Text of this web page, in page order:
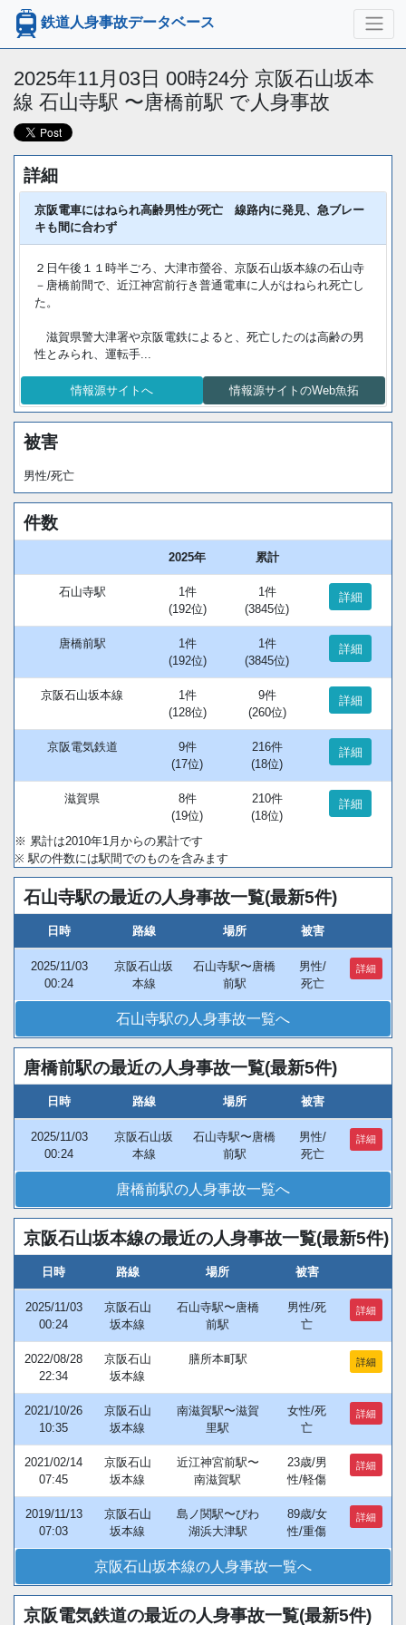
鉄道人身事故データベース
2025年11月03日 00時24分 京阪石山坂本
線 石山寺駅 〜唐橋前駅 で人身事故
詳細
京阪電車にはねられ高齢男性が死亡 線路内に発見、急ブレー
キも間に合わず
２日午後１１時半ごろ、大津市螢谷、京阪石山坂本線の石山寺
－唐橋前間で、近江神宮前行き普通電車に人がはねられ死亡し
た。
滋賀県警大津署や京阪電鉄によると、死亡したのは高齢の男
性とみられ、運転手...
情報源サイトへ 情報源サイトのWeb魚拓
被害
男性/死亡
件数
2025年 累計
石山寺駅
1件
(192位)
1件
(3845位)
詳細
唐橋前駅
1件
(192位)
1件
(3845位)
詳細
京阪石山坂本線
1件
(128位)
9件
(260位)
詳細
京阪電気鉄道
9件
(17位)
216件
(18位)
詳細
滋賀県
8件
(19位)
210件
(18位)
詳細
※ 累計は2010年1月からの累計です
※ 駅の件数には駅間でのものを含みます
石山寺駅の最近の人身事故一覧(最新5件)
日時 路線 場所 被害
2025/11/03
00:24
京阪石山坂
本線
石山寺駅〜唐橋
前駅
男性/
死亡
詳細
石山寺駅の人身事故一覧へ
唐橋前駅の最近の人身事故一覧(最新5件)
日時 路線 場所 被害
2025/11/03
00:24
京阪石山坂
本線
石山寺駅〜唐橋
前駅
男性/
死亡
詳細
唐橋前駅の人身事故一覧へ
京阪石山坂本線の最近の人身事故一覧(最新5件)
日時 路線 場所 被害
2025/11/03
00:24
京阪石山
坂本線
石山寺駅〜唐橋
前駅
男性/死
亡
詳細
2022/08/28
22:34
京阪石山
坂本線
膳所本町駅 詳細
2021/10/26
10:35
京阪石山
坂本線
南滋賀駅〜滋賀
里駅
女性/死
亡
詳細
2021/02/14
07:45
京阪石山
坂本線
近江神宮前駅〜
南滋賀駅
23歳/男
性/軽傷
詳細
2019/11/13
07:03
京阪石山
坂本線
島ノ関駅〜びわ
湖浜大津駅
89歳/女
性/重傷
詳細
京阪石山坂本線の人身事故一覧へ
京阪電気鉄道の最近の人身事故一覧(最新5件)